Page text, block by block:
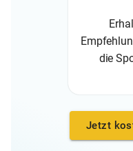
die
Jetzt